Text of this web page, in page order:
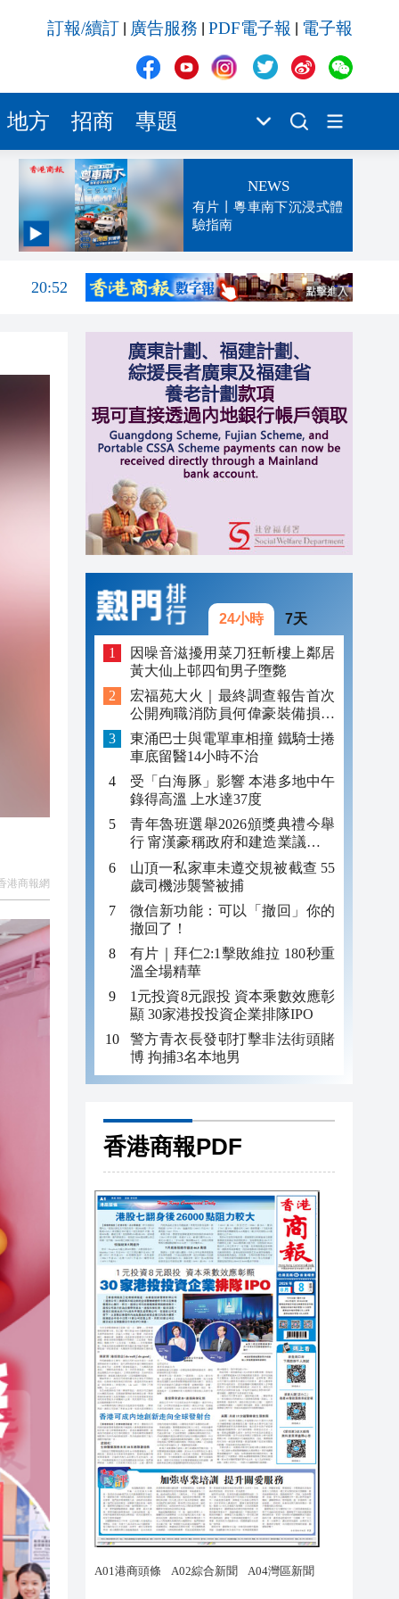
訂報/續訂 廣告服務 PDF電子報 電子報
地方 招商 專題
NEWS
有片丨粵車南下沉浸式體
驗指南
21:04
20:52
港商報網
24小時 7天
因噪音滋擾用菜刀狂斬樓上鄰居
黃大仙上邨四旬男子墮斃
宏福苑大火｜最終調查報告首次
公開殉職消防員何偉豪裝備損毀
照片
東涌巴士與電單車相撞 鐵騎士捲
車底留醫14小時不治
受「白海豚」影響 本港多地中午
錄得高溫 上水達37度
青年魯班選舉2026頒獎典禮今舉
行 甯漢豪稱政府和建造業議會做
好培訓工作
山頂一私家車未遵交規被截查 55
歲司機涉襲警被捕
微信新功能：可以「撤回」你的
撤回了！
有片｜拜仁2:1擊敗維拉 180秒重
溫全場精華
1元投資8元跟投 資本乘數效應彰
顯 30家港投投資企業排隊IPO
警方青衣長發邨打擊非法街頭賭
博 拘捕3名本地男
香港商報PDF